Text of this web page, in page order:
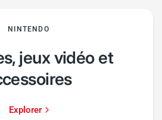
NINTENDO
jeux vidéo et
Explorer